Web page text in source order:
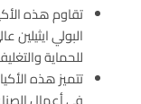
تقاوم هذه
البولي
للحماية
تتميز هذه